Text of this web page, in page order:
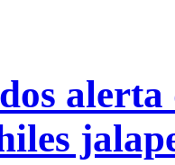
alerta